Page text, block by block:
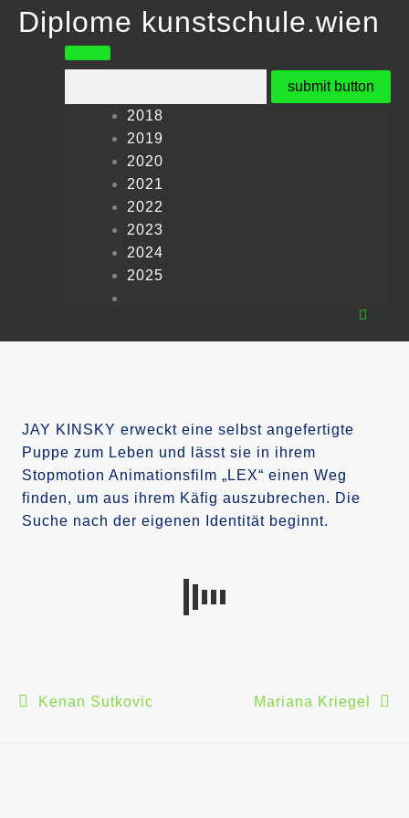
SkipDiplome kunstschule.wien
2018
2019
2020
2021
2022
2023
2024
2025
JAY KINSKY erweckt eine selbst angefertigte
Puppe zum Leben und lässt sie in ihrem
Stopmotion Animationsfilm „LEX“ einen Weg
finden, um aus ihrem Käfig auszubrechen. Die
Suche nach der eigenen Identität beginnt.
Beitragsnavigation
Kenan Sutkovic Mariana Kriegel